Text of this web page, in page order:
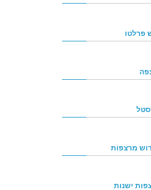
פרלטו
מרצפות
ישנות